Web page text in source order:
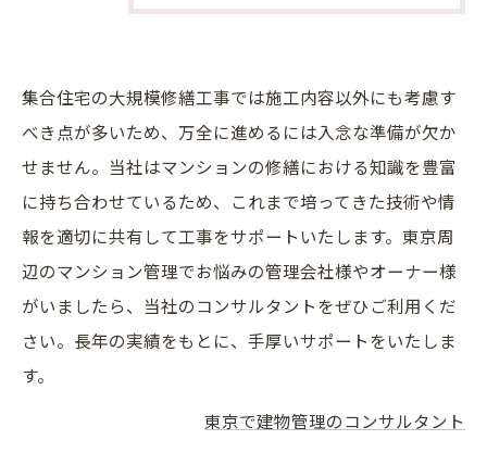
集合住宅の大規模修繕工事では施工内容以外にも考慮す
べき点が多いため、万全に進めるには入念な準備が欠か
せません。当社はマンションの修繕における知識を豊富
に持ち合わせているため、これまで培ってきた技術や情
報を適切に共有して工事をサポートいたします。東京周
辺のマンション管理でお悩みの管理会社様やオーナー様
がいましたら、当社のコンサルタントをぜひご利用くだ
さい。長年の実績をもとに、手厚いサポートをいたしま
す。
東京で建物管理のコンサルタント